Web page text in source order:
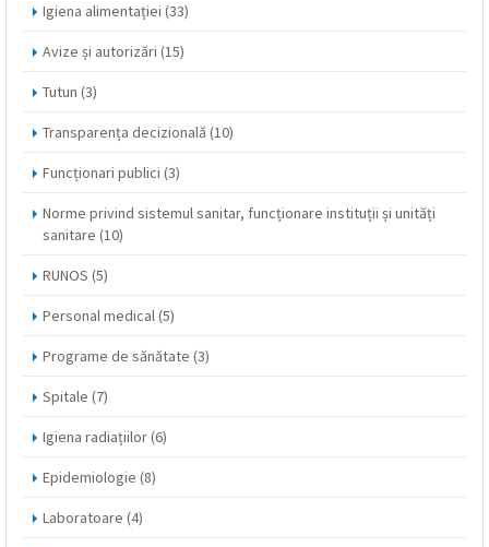
Igiena alimentației (33)
Avize și autorizări (15)
Tutun (3)
Transparența decizională (10)
Funcționari publici (3)
Norme privind sistemul sanitar, funcționare instituții și unități
sanitare (10)
RUNOS (5)
Personal medical(5)
Programe de sănătate (3)
Spitale (7)
Igiena radiațiilor(6)
Epidemiologie (8)
Laboratoare (4)